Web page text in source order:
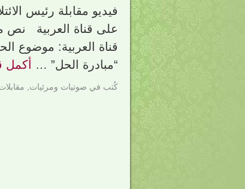
فيديو مقابلة رئيس
على قناة العربية نص
قناة العربية: موضوع
“مبادرة الحل” …
أكمل
كُتب في صوتيات ومرئيات